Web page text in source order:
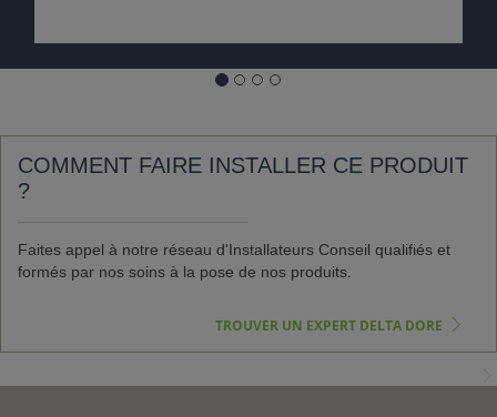
COMMENT FAIRE INSTALLER CE PRODUIT
?
Faites appel à notre réseau d'Installateurs Conseil qualifiés et
formés par nos soins à la pose de nos produits.
TROUVER UN EXPERT DELTA DORE